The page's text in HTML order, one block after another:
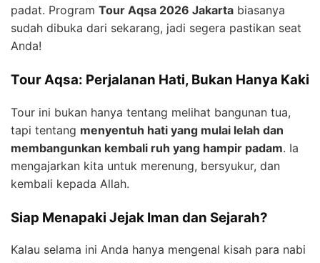
padat. Program Tour Aqsa 2026 Jakarta biasanya
sudah dibuka dari sekarang, jadi segera pastikan seat
Anda!
Tour Aqsa: Perjalanan Hati, Bukan Hanya Kaki
Tour ini bukan hanya tentang melihat bangunan tua,
tapi tentang menyentuh hati yang mulai lelah dan
membangunkan kembali ruh yang hampir padam. Ia
mengajarkan kita untuk merenung, bersyukur, dan
kembali kepada Allah.
Siap Menapaki Jejak Iman dan Sejarah?
Kalau selama ini Anda hanya mengenal kisah para nabi